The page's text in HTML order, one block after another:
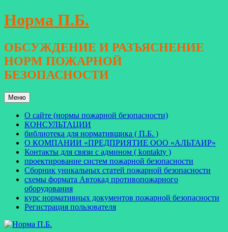
Перейти
к
Норма П.Б.
ОБСУЖДЕНИЕ И РАЗЪЯСНЕНИЕ
НОРМ ПОЖАРНОЙ
БЕЗОПАСНОСТИ
Меню
О сайте (нормы пожарной безопасности)
КОНСУЛЬТАЦИИ
библиотека для нормативщика ( П.Б. )
О КОМПАНИИ «ПРЕДПРИЯТИЕ ООО «АЛЬТАИР»
Контакты для связи с админом ( kontakty )
проектирование систем пожарной безопасности
Сборник уникальных статей пожарной безопасности
схемы формата Автокад противопожарного
оборудования
курс нормативных документов пожарной безопасности
Регистрация пользователя